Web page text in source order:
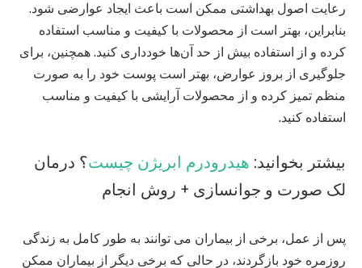
رعایت اصول بهداشتی ممکن است باعث ایجاد عوارضی شود.
بنابراین، بهتر است از محصولات با کیفیت و مناسب استفاده
کرده و از استفاده بیش از حد آن‌ها خودداری کنید. همچنین، برای
جلوگیری از بروز عوارض، بهتر است پوست خود را به صورت
منظم تمیز کرده و از محصولات آرایشی با کیفیت و مناسب
استفاده کنید.
بیشتر بخوانید: هیدرودرم ابریژن چیست؟ درمان
لک صورت و جوانسازی + روش انجام
پس از عمل، برخی از بیماران می توانند به طور کامل به زندگی
روزمره خود بازگردند، در حالی که برخی دیگر از بیماران ممکن